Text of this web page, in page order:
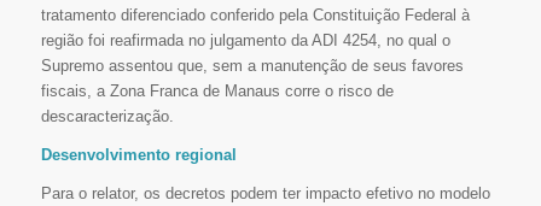
tratamento diferenciado conferido pela Constituição Federal à
região foi reafirmada no julgamento da ADI 4254, no qual o
Supremo assentou que, sem a manutenção de seus favores
fiscais, a Zona Franca de Manaus corre o risco de
descaracterização.
Desenvolvimento regional
Para o relator, os decretos podem ter impacto efetivo no modelo